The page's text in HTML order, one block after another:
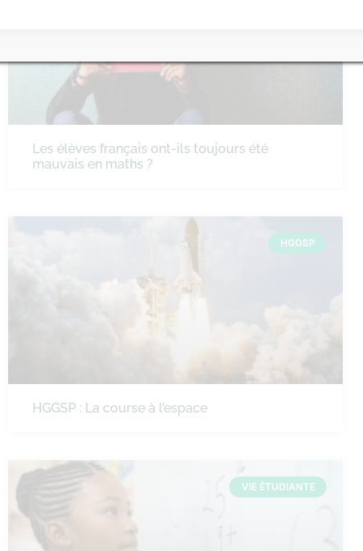
Les élèves français ont-ils toujours été
mauvais en maths ?
HGGSP
HGGSP : La course à l’espace
VIE ÉTUDIANTE